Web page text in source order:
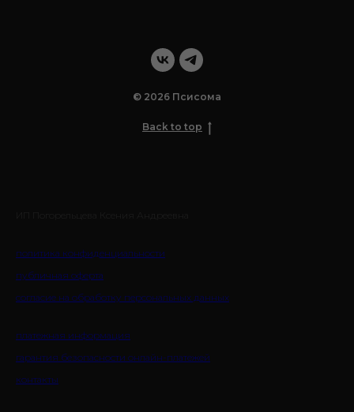
© 2026 Псисома
Back to top
политика конфиденциальности
публичная оферта
согласие на обработку персональных данных
платежная информация
гарантия безопасности онлайн-платежей
контакты